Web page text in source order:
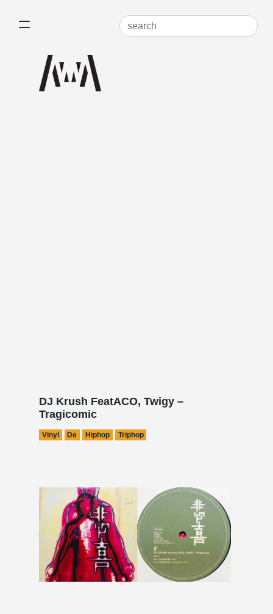
DJ Krush FeatACO, Twigy –
Tragicomic
Vinyl De Hiphop Triphop